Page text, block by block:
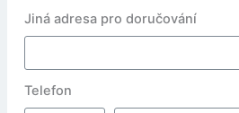
Jiná adresa pro doručování
Telefon